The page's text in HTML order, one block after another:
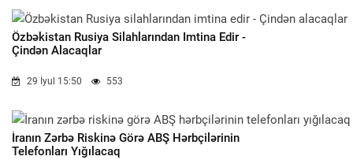
Özbəkistan Rusiya Silahlarından Imtina Edir -
Çindən Alacaqlar
29 İyul 15:50 553
İranın Zərbə Riskinə Görə ABŞ Hərbçilərinin
Telefonları Yığılacaq